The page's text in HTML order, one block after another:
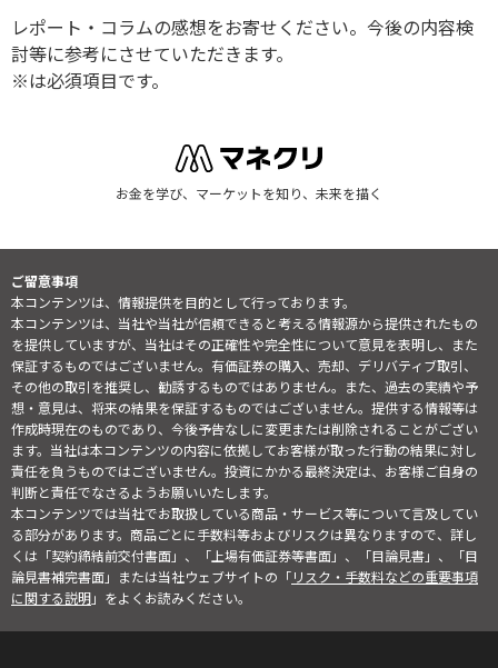
レポート・コラムの感想をお寄せください。今後の内容検
討等に参考にさせていただきます。
※は必須項目です。
お金を学び、マーケットを知り、未来を描く
ご留意事項
本コンテンツは、情報提供を目的として行っております。
本コンテンツは、当社や当社が信頼できると考える情報源から提供されたもの
を提供していますが、当社はその正確性や完全性について意見を表明し、また
保証するものではございません。有価証券の購入、売却、デリバティブ取引、
その他の取引を推奨し、勧誘するものではありません。また、過去の実績や予
想・意見は、将来の結果を保証するものではございません。提供する情報等は
作成時現在のものであり、今後予告なしに変更または削除されることがござい
ます。当社は本コンテンツの内容に依拠してお客様が取った行動の結果に対し
責任を負うものではございません。投資にかかる最終決定は、お客様ご自身の
判断と責任でなさるようお願いいたします。
本コンテンツでは当社でお取扱している商品・サービス等について言及してい
る部分があります。商品ごとに手数料等およびリスクは異なりますので、詳し
くは「契約締結前交付書面」、「上場有価証券等書面」、「目論見書」、「目
論見書補完書面」または当社ウェブサイトの「リスク・手数料などの重要事項
に関する説明」をよくお読みください。